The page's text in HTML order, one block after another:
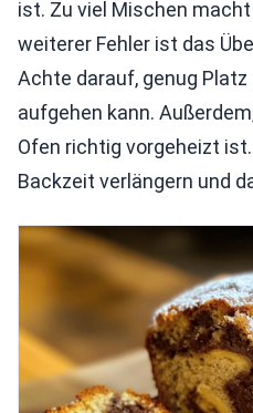
ist. Zu viel Mischen
weiterer Fehler ist das
Achte darauf, genug
aufgehen kann.
Ofen richtig vorgeheizt
Backzeit verlängern und